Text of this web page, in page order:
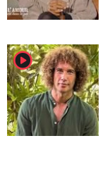
player2